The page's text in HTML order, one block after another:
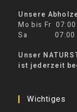
Unsere
Mo bis Fr
Sa 07:00 –
Unser
ist jederzeit
Wichtiges